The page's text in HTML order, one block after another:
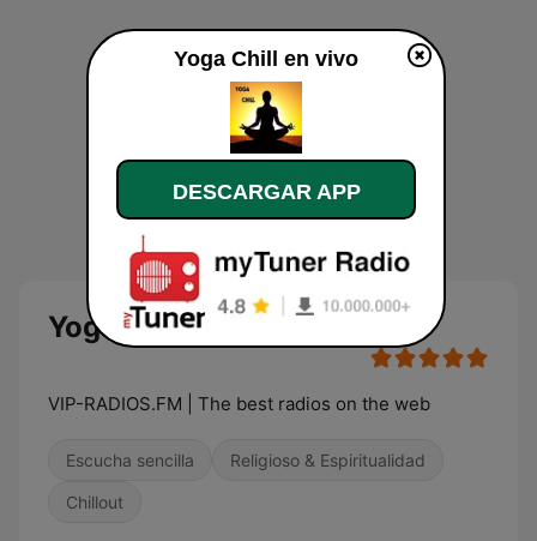
Yoga Chill
VIP-RADIOS.FM | The best radios on the web
Escucha sencilla Religioso & Espiritualidad
Chillout
Yoga Chill en vivo
DESCARGAR APP